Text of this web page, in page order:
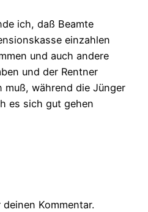
ich, daß Beamte
einzahlen
und auch andere
und der Rentner
muß, während die Jünger
es sich gut gehen
Kommentar.